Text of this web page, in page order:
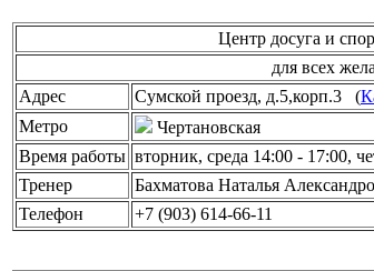
Центр досуга и
для всех
Адрес
Сумской проезд, д.5,корп.3 (
Метро
Чертановская
Время работы вторник, среда 14:00 - 17:00,
Тренер
Бахматова Наталья
Телефон
+7 (903) 614-66-11